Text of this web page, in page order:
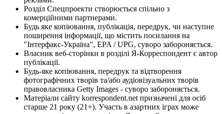
Розділ Спецпроекти створюється спільно з
комерційними партнерами.
Будь яке копіювання, публікація, передрук, чи наступне
поширення інформації, що містить посилання на
"Інтерфакс-Україна", EPA / UPG, суворо забороняється.
Власник веб-сторінки в розділі Я-Корреспондент є автор
публікації.
Будь-яке копіювання, передрук та відтворення
фотографічних творів та/або аудіовізуальних творів
правовласника Getty Images - суворо забороняється.
Матеріали сайту korrespondent.net призначені для осіб
старше 21 року (21+). Участь в азартних іграх може